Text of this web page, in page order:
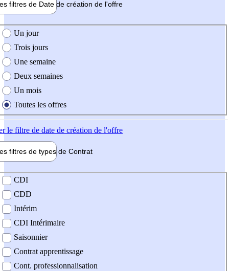
filtres de Date de création de l'offre
création de l'offre
Un jour
Trois jours
Une semaine
Deux semaines
Un mois
Toutes les offres
le filtre de date de création de l'offre
filtres de types de Contrat
contrat
CDI
CDD
Intérim
CDI Intérimaire
Saisonnier
Contrat apprentissage
Cont. professionnalisation